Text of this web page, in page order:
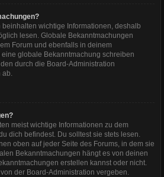
wichtige Informationen, deshalb
lesen. Globale Bekanntmachungen
Forum und ebenfalls in deinem
globale Bekanntmachung schreiben
durch die Board-Administration
meist wichtige Informationen zu dem
dich befindest. Du solltest sie stets lesen.
oben auf jeder Seite des Forums, in dem sie
Bekanntmachungen hängt es von deinen
erstellen kannst oder nicht.
der Board-Administration vergeben.